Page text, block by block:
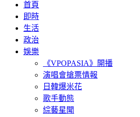
首頁
即時
生活
政治
娛樂
《VPOPASIA》開播
演唱會搶票情報
日韓爆米花
歌手動態
綜藝星聞